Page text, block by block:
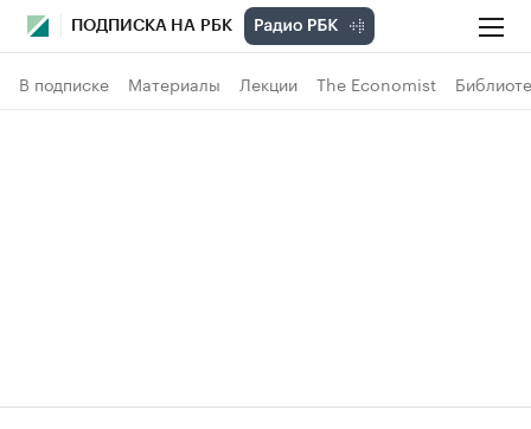
ПОДПИСКА НА РБК
В подписке Материалы Лекции The Economist